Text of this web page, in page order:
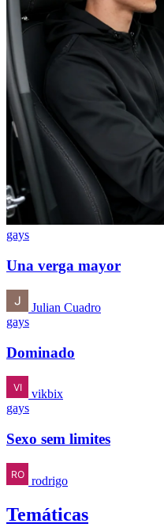
gays
Una verga mayor
Julian Cuadro
gays
Dominado
vikbix
gays
Sexo sem limites
rodrigo
Temáticas